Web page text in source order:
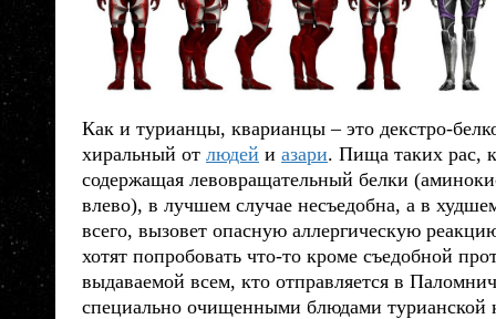
Как и турианцы, кварианцы – это декстро-
хиральный от людей и азари. Пища таких рас,
содержащая левовращательный белки
влево), в лучшем случае несъедобна, а в
всего, вызовет опасную аллергическую
хотят попробовать что-то кроме съедобной
выдаваемой всем, кто отправляется в
специально очищенными блюдами турианской